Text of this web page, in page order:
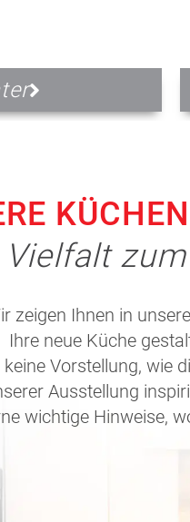
Vielfalt
zeigen Ihnen in
Ihre neue Küche
Vorstellung,
Ausstellung
wichtige Hinweise,